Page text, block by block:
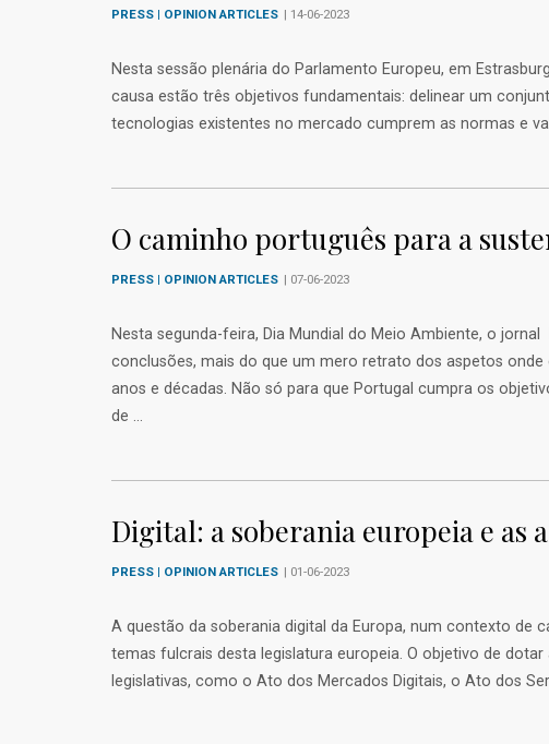
PRESS | OPINION ARTICLES | 14-06-2023
Nesta sessão plenária do Parlamento Europeu, em
causa estão três objetivos fundamentais: delinear um
tecnologias existentes no mercado cumprem as normas e
O caminho português para a
PRESS | OPINION ARTICLES | 07-06-2023
Nesta segunda-feira, Dia Mundial do Meio Ambiente, o
conclusões, mais do que um mero retrato dos aspetos
anos e décadas. Não só para que Portugal cumpra os
de ...
Digital: a soberania europeia e as
PRESS | OPINION ARTICLES | 01-06-2023
A questão da soberania digital da Europa, num contexto
temas fulcrais desta legislatura europeia. O objetivo de
legislativas, como o Ato dos Mercados Digitais, o Ato dos